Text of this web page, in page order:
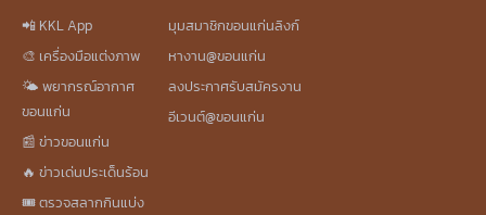
📲 KKL App
🎨 เครื่องมือแต่งภาพ
🌤️ พยากรณ์อากาศ
ขอนแก่น
📰 ข่าวขอนแก่น
🔥 ข่าวเด่นประเด็นร้อน
🎟️ ตรวจสลากกินแบ่ง
มุมสมาชิกขอนแก่นลิงก์
หางาน@ขอนแก่น
ลงประกาศรับสมัครงาน
อีเวนต์@ขอนแก่น